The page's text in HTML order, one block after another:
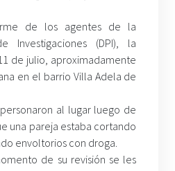
de los agentes de la
Investigaciones (DPI), la
de julio, aproximadamente
en el barrio Villa Adela de
al lugar luego de
una pareja estaba cortando
envoltorios con droga.
de su revisión se les